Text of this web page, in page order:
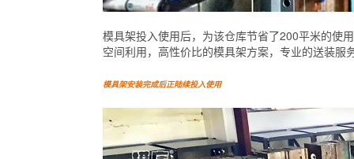
模具架投入使用后，为该仓库节省了200平米的使
空间利用，高性价比的模具架方案，专业的送装服
模具架安装完成后正陆续投入使用